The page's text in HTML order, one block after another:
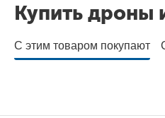
Купить дроны
С этим товаром покупают